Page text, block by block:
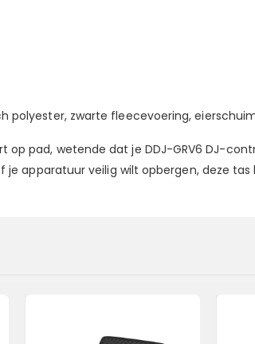
polyester, zwarte fleecevoering,
op pad, wetende dat je DDJ-GRV6 DJ-
apparatuur veilig wilt opbergen, deze